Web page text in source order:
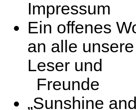
Impressum
Ein offenes
an alle unsere
Leser und
Freunde
„Sunshine and